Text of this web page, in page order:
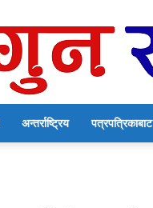
अन्तर्राष्ट्रिय पत्रपत्रिकाबाट